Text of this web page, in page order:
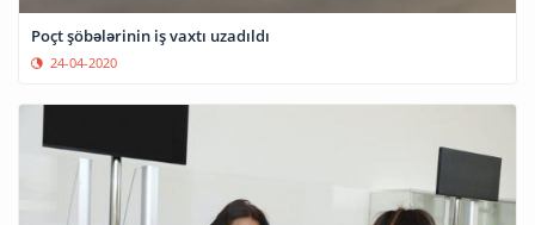
Poçt şöbələrinin iş vaxtı uzadıldı
24-04-2020